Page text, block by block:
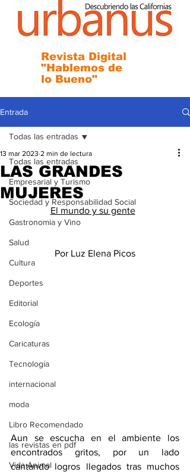
Revista Digital
"Hablemos de
lo Bueno"
Entrada
Todas las entradas
Empresarial y Turismo
Sociedad y Responsabilidad Social
Gastronomia y Vino
Salud
Cultura
Deportes
Editorial
Ecología
Caricaturas
Tecnología
internacional
moda
Libro Recomendado
las revistas en pdf
Vida Animal
Todas las entradas
LAS GRANDES
MUJERES
13 mar 2023 2 min de lectura
El mundo y su gente
Por Luz Elena Picos
Aun se escucha en el ambiente los
encontrados gritos, por un lado
cantando logros llegados tras muchos